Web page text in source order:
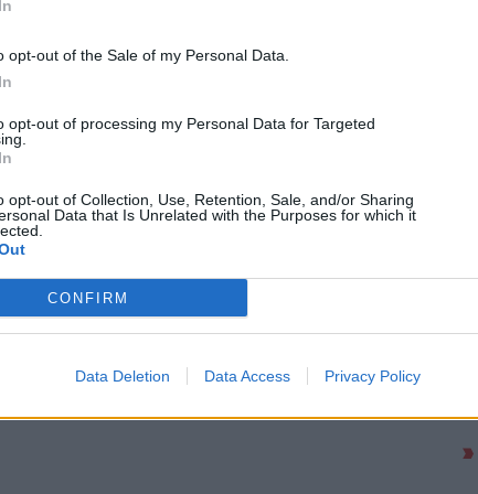
opt-out of the Sale of my Personal Data.
opt-out of processing my Personal Data for Targeted
opt-out of Collection, Use, Retention, Sale, and/or Sharing
Data that Is Unrelated with the Purposes for which it
CONFIRM
Data Deletion Data Access Privacy Policy
PGO Fórumot, és egy kellems
témákat mellőzzük, mert moderátoraink
(ezeket e-mailen keresztül vitassátok meg)!
hogy a PC Guru tartalmairól véletlenül